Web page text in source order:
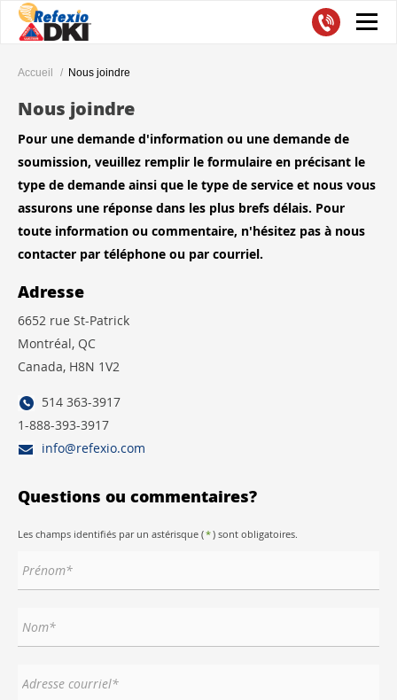
Nous joindre
Pour une demande d'information ou une demande de
soumission, veuillez remplir le formulaire en précisant le
type de demande ainsi que le type de service et nous vous
assurons une réponse dans les plus brefs délais. Pour
toute information ou commentaire, n'hésitez pas à nous
contacter par téléphone ou par courriel.
Adresse
6652 rue St-Patrick
Montréal, QC
Canada, H8N 1V2
514 363-3917
1-888-393-3917
info@refexio.com
Questions ou commentaires?
Les champs identifiés par un astérisque (*) sont obligatoires.
Accueil Nous joindre